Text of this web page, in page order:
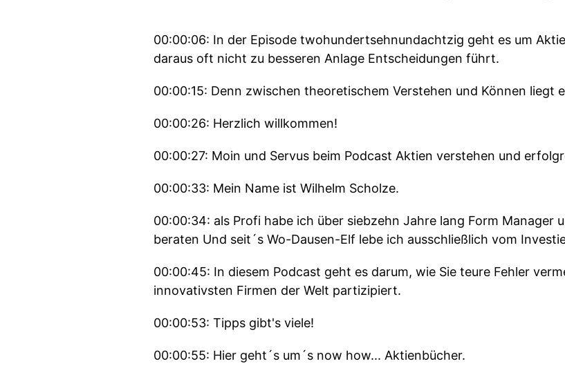
00:00:06: In der Episode twohundertsehnundachtzig geht es um
daraus oft nicht zu besseren Anlage Entscheidungen führt.
00:00:15: Denn zwischen theoretischem Verstehen und Können liegt
00:00:26: Herzlich willkommen!
00:00:27: Moin und Servus beim Podcast Aktien verstehen und
00:00:33: Mein Name ist Wilhelm Scholze.
00:00:34: als Profi habe ich über siebzehn Jahre lang Form Manager
beraten Und seit´s Wo-Dausen-Elf lebe ich ausschließlich vom
00:00:45: In diesem Podcast geht es darum, wie Sie teure Fehler
innovativsten Firmen der Welt partizipiert.
00:00:53: Tipps gibt's viele!
00:00:55: Hier geht´s um´s now how... Aktienbücher.